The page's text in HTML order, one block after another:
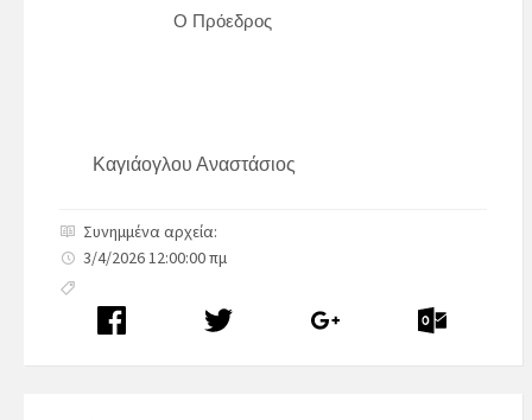
Ο Πρόεδρος
Καγιάογλου Αναστάσιος
Συνημμένα αρχεία:
3/4/2026 12:00:00 πμ